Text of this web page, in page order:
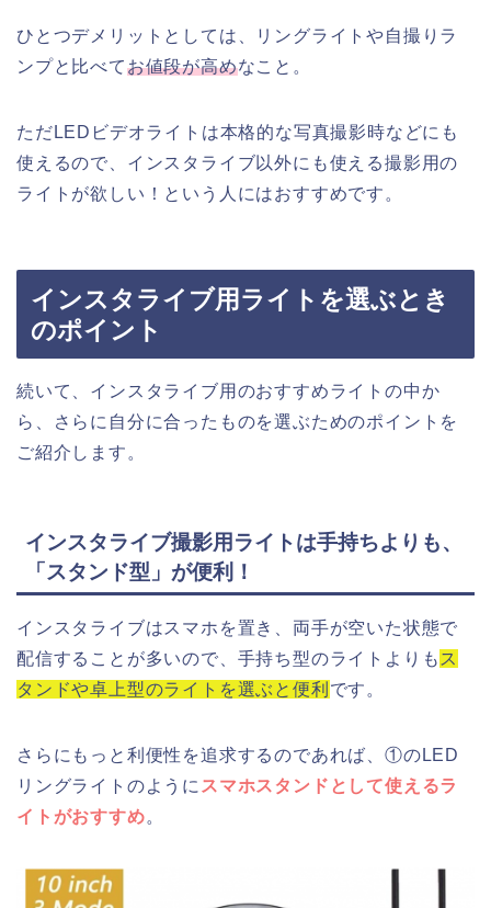
ひとつデメリットとしては、リングライトや自撮りラ
ンプと比べてお値段が高めなこと。
ただLEDビデオライトは本格的な写真撮影時などにも
使えるので、インスタライブ以外にも使える撮影用の
ライトが欲しい！という人にはおすすめです。
インスタライブ用ライトを選ぶとき
のポイント
続いて、インスタライブ用のおすすめライトの中か
ら、さらに自分に合ったものを選ぶためのポイントを
ご紹介します。
インスタライブ撮影用ライトは手持ちよりも、
「スタンド型」が便利！
インスタライブはスマホを置き、両手が空いた状態で
配信することが多いので、手持ち型のライトよりも ス
タンドや卓上型のライトを選ぶと便利 です。
さらにもっと利便性を追求するのであれば、①のLED
リングライトのように スマホスタンドとして使えるラ
イトがおすすめ。